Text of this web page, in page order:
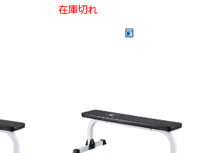
在庫切れ